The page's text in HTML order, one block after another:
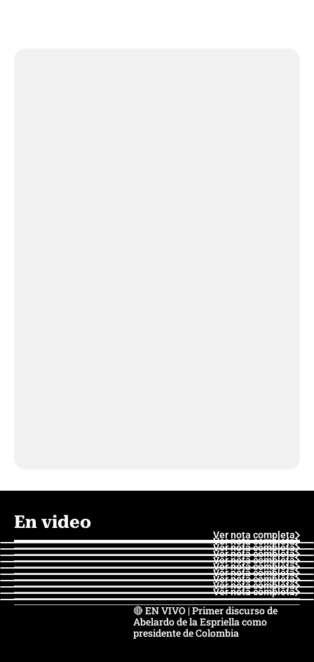
En video
Ver nota completa
Ver nota completa
Ver nota completa
Ver nota completa
Ver nota completa
Ver nota completa
Ver nota completa
Ver nota completa
Ver nota completa
Ver nota completa
🔴 EN VIVO | Primer discurso de
Abelardo de la Espriella como
presidente de Colombia